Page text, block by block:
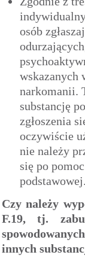
osób
wskazanych
narkomanii.
substancję
zgłoszenia
oczywiście
nie należy
się po
Czy należy
F.19, tj.
innych